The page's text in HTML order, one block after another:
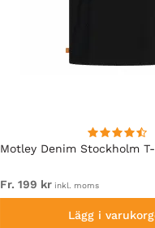
Motley Denim Stockholm
Fr. 199 kr inkl. moms
Lägg i